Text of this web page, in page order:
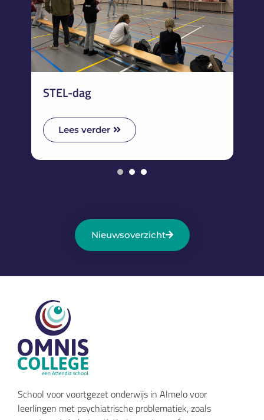
KEET
Lees verder
Nieuwsoverzicht
School voor voortgezet onderwijs in Almelo voor
leerlingen met psychiatrische problematiek, zoals